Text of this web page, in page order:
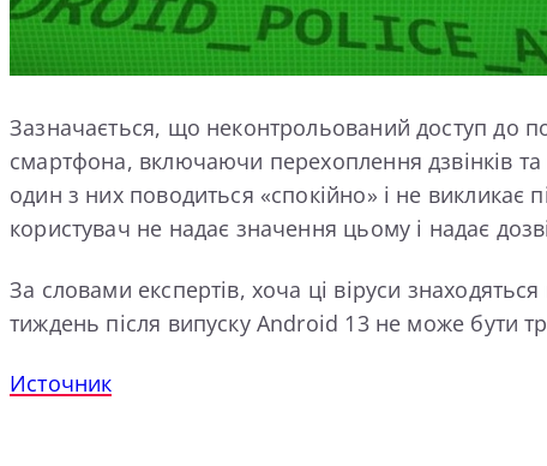
Зазначається, що неконтрольований доступ до
смартфона, включаючи перехоплення дзвінків
один з них поводиться «спокійно» і не викликає
користувач не надає значення цьому і надає
За словами експертів, хоча ці віруси
тиждень після випуску Android 13 не може бути
Источник